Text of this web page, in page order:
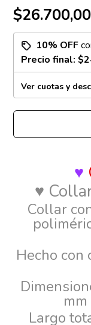
$26.700,00
10% OFF
Precio final:
Ver cuotas y
♥
♥
Collar
Hecho con
Largo